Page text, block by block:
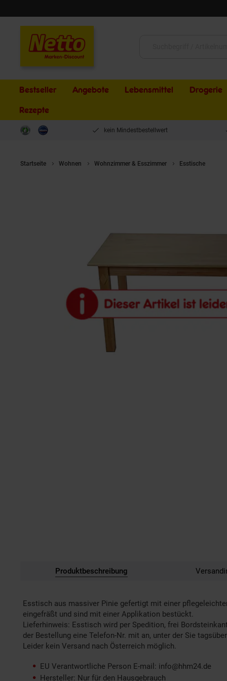
Bestseller Angebote Lebensmittel Drogerie
Rezepte
kein Mindestbestellwert
Startseite Wohnen Wohnzimmer & Esszimmer Esstische
Produktbeschreibung
Esstisch aus massiver Pinie gefertigt mit einer
eingefräßt und sind mit einer Applikation bestückt.
Lieferhinweis: Esstisch wird per Spedition, frei
der Bestellung eine Telefon-Nr. mit an, unter der Sie
Leider kein Versand nach Österreich möglich.
EU Verantwortliche Person E-mail: info@hhm24.de
Hersteller: Nur für den Hausgebrauch